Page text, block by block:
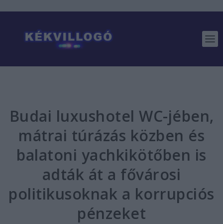
Budai luxushotel WC-jében,
mátrai túrázás közben és
balatoni yachkikötőben is
adták át a fővárosi
politikusoknak a korrupciós
pénzeket